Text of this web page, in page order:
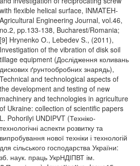
with flexible helical surface, INMATEH-
Agricultural Engineering Journal, vol.46,
no.2, pp.133-138, Bucharest/Romania;
[9] Hrynenko O., Lebedev S., (2011),
Investigation of the vibration of disk soil
tillage equipment (Дослідження коливань
дискових ґрунтообробних знарядь),
Technical and technological aspects of
the development and testing of new
machinery and technologies in agriculture
of Ukraine: collection of scientific papers
L. Pohorilyi UNDIPVT (Техніко-
технологічні аспекти розвитку та
випробування нової техніки і технологій
для сільського господарства України:
зб. наук. праць УкрНДІПВТ ім.